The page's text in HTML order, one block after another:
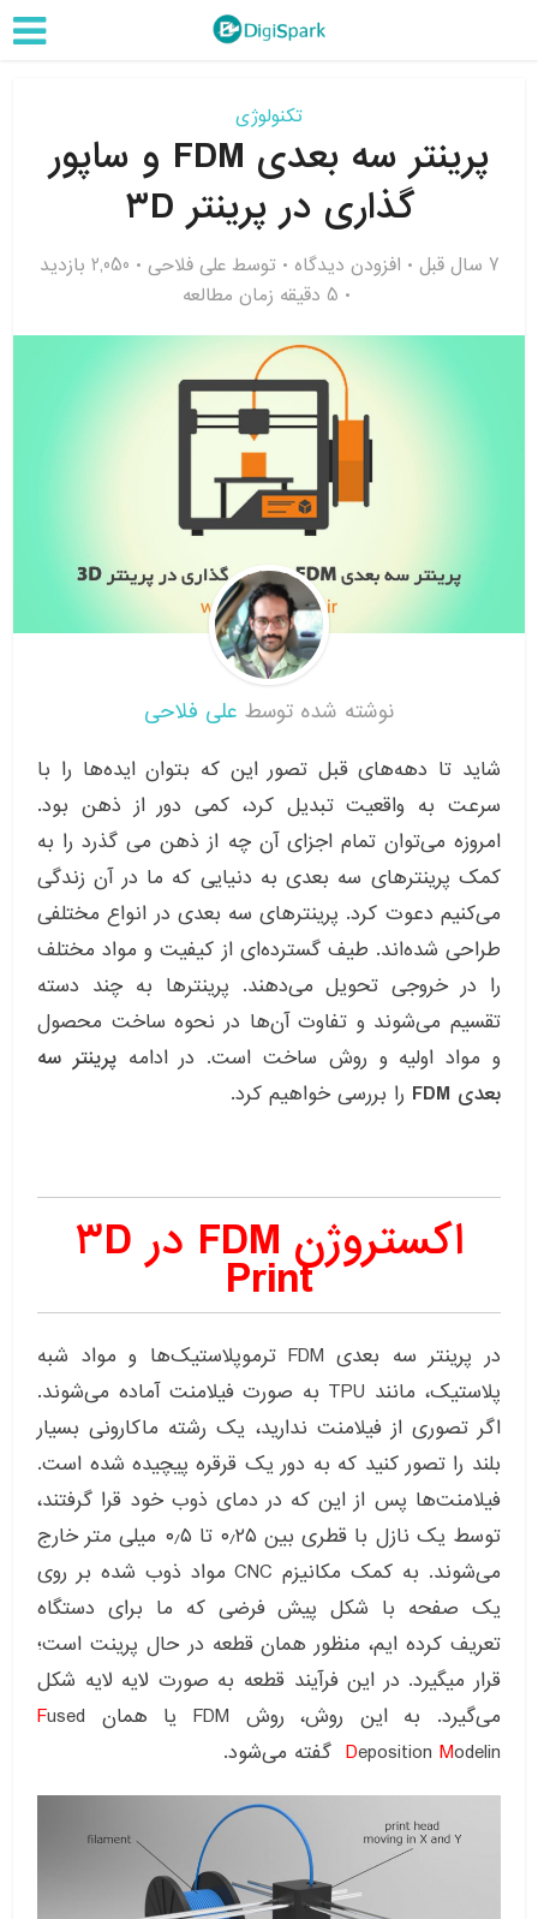
تکنولوژی
پرینتر سه بعدی FDM و ساپور
گذاری در پرینتر ۳D
7 سال قبل افزودن دیدگاه توسط علی فلاحی
2,050 بازدید
5 دقیقه زمان مطالعه
نوشته شده توسط علی فلاحی
شاید تا دهه‌های قبل تصور این که بتوان ایده‌ها را با
سرعت به واقعیت تبدیل کرد، کمی دور از ذهن بود.
امروزه می‌توان تمام اجزای آن چه از ذهن می گذرد را به
کمک پرینترهای سه بعدی به دنیایی که ما در آن زندگی
می‌کنیم دعوت کرد. پرینترهای سه بعدی در انواع مختلفی
طراحی شده‌اند. طیف گسترده‌ای از کیفیت و مواد مختلف
را در خروجی تحویل می‌دهند. پرینترها به چند دسته
تقسیم می‌شوند و تفاوت آن‌ها در نحوه ساخت محصول
و مواد اولیه و روش ساخت است. در ادامهپرینتر سه
بعدی FDM
را بررسی خواهیم کرد.
اکستروژن FDM در ۳D
Print
در پرینتر سه بعدی FDM ترموپلاستیک‌ها و مواد شبه
پلاستیک، مانند TPU به صورت فیلامنت آماده می‌شوند.
اگر تصوری از فیلامنت ندارید، یک رشته ماکارونی بسیار
بلند را تصور کنید که به دور یک قرقره پیچیده شده است.
فیلامنت‌ها پس از این که در دمای ذوب خود قرا گرفتند،
توسط یک نازل با قطری بین ۰٫۲۵ تا ۰٫۵ میلی متر خارج
می‌شوند. به کمک مکانیزم CNC مواد ذوب شده بر روی
یک صفحه با شکل پیش فرضی که ما برای دستگاه
تعریف کرده ایم، منظور همان قطعه در حال پرینت است؛
قرار میگیرد. در این فرآیند قطعه به صورت لایه لایه شکل
می‌گیرد. به این روش، روش FDM یا همان
Fused
Deposition Modelin گفته می‌شود.